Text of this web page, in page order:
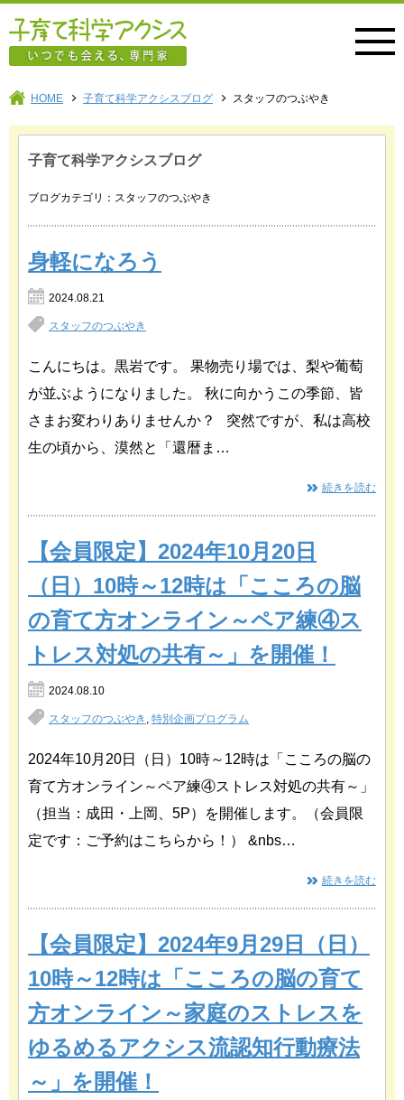
HOME 子育て科学アクシスブログ スタッフのつぶやき
子育て科学アクシスブログ
ブログカテゴリ：スタッフのつぶやき
身軽になろう
2024.08.21
スタッフのつぶやき
こんにちは。黒岩です。 果物売り場では、梨や葡萄
が並ぶようになりました。 秋に向かうこの季節、皆
さまお変わりありませんか？ 突然ですが、私は高校
生の頃から、漠然と「還暦ま…
続きを読む
【会員限定】2024年10月20日
（日）10時～12時は「こころの脳
の育て方オンライン～ペア練④ス
トレス対処の共有～」を開催！
2024.08.10
スタッフのつぶやき , 特別企画プログラム
2024年10月20日（日）10時～12時は「こころの脳の
育て方オンライン～ペア練④ストレス対処の共有～」
（担当：成田・上岡、5P）を開催します。（会員限
定です：ご予約はこちらから！） &nbs…
続きを読む
【会員限定】2024年9月29日（日）
10時～12時は「こころの脳の育て
方オンライン～家庭のストレスを
ゆるめるアクシス流認知行動療法
～」を開催！